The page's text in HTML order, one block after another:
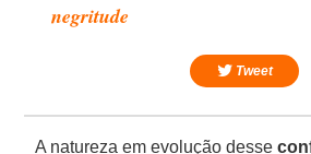
negritude
Tweet
A natureza em evolução desse